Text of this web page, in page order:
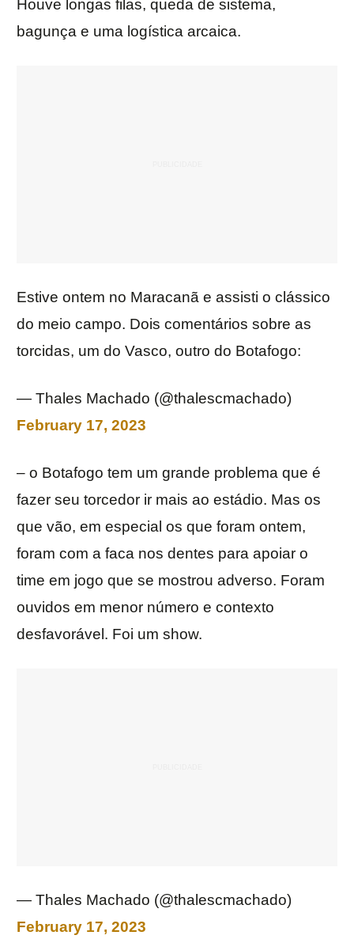
Houve longas filas, queda de sistema,
bagunça e uma logística arcaica.
Estive ontem no Maracanã e assisti o clássico
do meio campo. Dois comentários sobre as
torcidas, um do Vasco, outro do Botafogo:
— Thales Machado (@thalescmachado)
February 17, 2023
– o Botafogo tem um grande problema que é
fazer seu torcedor ir mais ao estádio. Mas os
que vão, em especial os que foram ontem,
foram com a faca nos dentes para apoiar o
time em jogo que se mostrou adverso. Foram
ouvidos em menor número e contexto
desfavorável. Foi um show.
— Thales Machado (@thalescmachado)
February 17, 2023